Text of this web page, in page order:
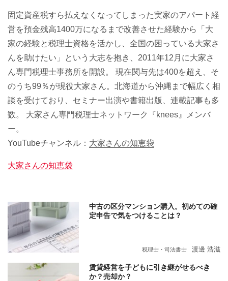
固定資産税すら払えなくなってしまった実家のアパート経
営を預金残高1400万になるまで改善させた経験から「大
家の経験と税理士資格を活かし、全国の困っている大家さ
んを助けたい」という大志を抱き、2011年12月に大家さ
ん専門税理士事務所を開設。 現在関与先は400を超え、そ
のうち99％が現役大家さん。北海道から沖縄まで幅広く相
談を受けており、セミナー出演や書籍出版、連載記事も多
数。 大家さん専門税理士ネットワーク『knees』メンバ
ー。
YouTubeチャンネル： 大家さんの知恵袋
大家さんの知恵袋
中古の区分マンション購入。初めての確
定申告で気をつけることは？
税理士・司法書士 渡邊 浩滋
賃貸経営を子どもに引き継がせるべき
か？売却か？